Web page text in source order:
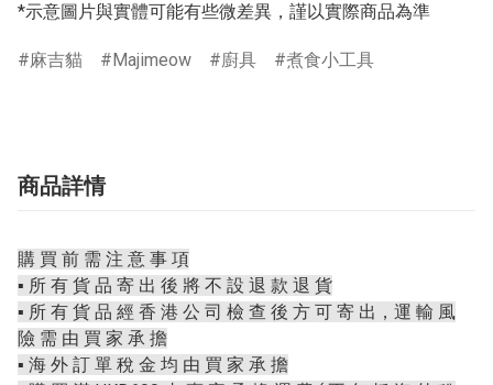
*示意圖片與實體可能有些微差異，謹以實際商品為準
麻吉貓 Majimeow 廚具 煮食小工具
商品詳情
購 買 前 需 注 意 事 項
▪️ 所 有 貨 品 寄 出 後 將 不 設 退 款 退 貨
▪️ 所 有 貨 品 經 香 港 公 司 檢 查 後 方 可 寄 出，運 輸 風
險 需 由 買 家 承 擔
▪️ 海 外 訂 單 稅 金 均 由 買 家 承 擔